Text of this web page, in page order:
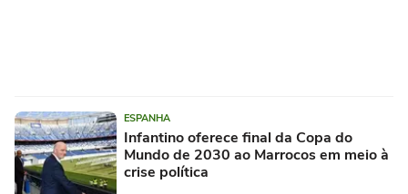
ESPANHA
Infantino oferece final da Copa do
Mundo de 2030 ao Marrocos em meio à
crise política